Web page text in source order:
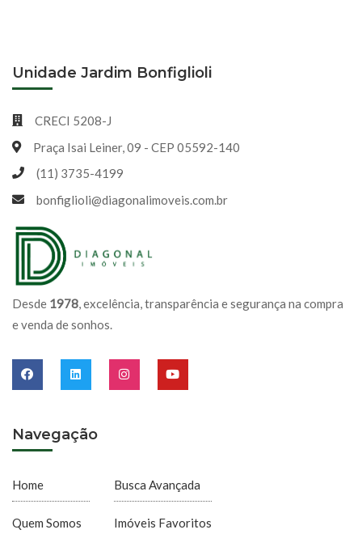
Desde 1978, excelência, transparência e segurança na compra
e venda de sonhos.
Navegação
Home
Quem Somos
Busca Avançada
Imóveis Favoritos
Unidade Jardim Bonfiglioli
CRECI 5208-J
Praça Isai Leiner, 09 - CEP 05592-140
(11) 3735-4199
bonfiglioli@diagonalimoveis.com.br